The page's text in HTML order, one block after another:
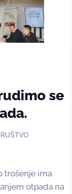
se
trošenje ima
otpada na